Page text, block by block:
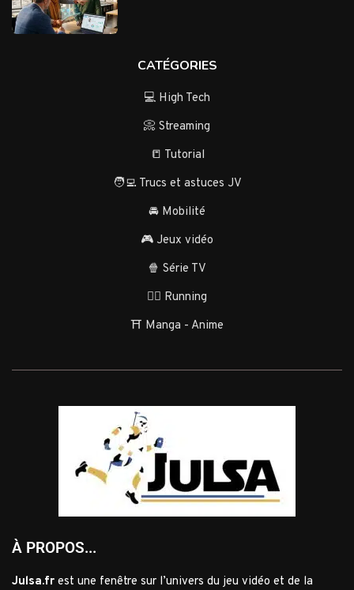
CATÉGORIES
💻 High Tech
📀 Streaming
📒 Tutorial
🧑‍💻 Trucs et astuces JV
🚘 Mobilité
🎮 Jeux vidéo
🍿 Série TV
🏃‍♂️ Running
⛩️ Manga - Anime
À PROPOS...
Julsa.fr est une fenêtre sur l’univers du jeu vidéo et de la